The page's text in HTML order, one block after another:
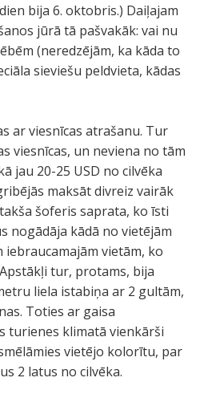
bija 6. oktobris.) Daiļajam
jūrā tā pašvakāk: vai nu
(neredzējām, ka kāda to
sieviešu peldvieta, kādas
ar viesnīcas atrašanu. Tur
viesnīcas, un neviena no tām
jau 20-25 USD no cilvēka
maksāt divreiz vairāk
šoferis saprata, ko īsti
nogādāja kādā no vietējām
iebraucamajām vietām, ko
tur, protams, bija
liela istabiņa ar 2 gultām,
Toties ar gaisa
turienes klimatā vienkārši
vietējo kolorītu, par
2 latus no cilvēka.